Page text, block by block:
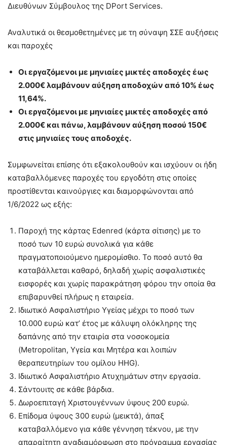
Διευθύνων Σύμβουλος της DPort Services.
Αναλυτικά οι θεσμοθετημένες με τη σύναψη ΣΣΕ αυξήσεις
και παροχές
Οι εργαζόμενοι με μηνιαίες μικτές αποδοχές έως
2.000€ λαμβάνουν αύξηση αποδοχών από 10% έως
11,64%.
Οι εργαζόμενοι με μηνιαίες μικτές αποδοχές από
2.000€ και πάνω, λαμβάνουν αύξηση ποσού 150€
στις μηνιαίες τους αποδοχές.
Συμφωνείται επίσης ότι εξακολουθούν και ισχύουν οι ήδη
καταβαλλόμενες παροχές του εργοδότη στις οποίες
προστίθενται καινούργιες και διαμορφώνονται από
1/6/2022 ως εξής:
Παροχή της κάρτας Edenred (κάρτα σίτισης) με το
ποσό των 10 ευρώ συνολικά για κάθε
πραγματοποιούμενο ημερομίσθιο. Το ποσό αυτό θα
καταβάλλεται καθαρό, δηλαδή χωρίς ασφαλιστικές
εισφορές και χωρίς παρακράτηση φόρου την οποία θα
επιβαρυνθεί πλήρως η εταιρεία.
Ιδιωτικό Ασφαλιστήριο Υγείας μέχρι το ποσό των
10.000 ευρώ κατ’ έτος με κάλυψη ολόκληρης της
δαπάνης από την εταιρία στα νοσοκομεία
(Metropolitan, Υγεία και Μητέρα και λοιπών
θεραπευτηρίων του ομίλου HHG).
Ιδιωτικό Ασφαλιστήριο Ατυχημάτων στην εργασία.
Σάντουιτς σε κάθε βάρδια.
Δωροεπιταγή Χριστουγέννων ύψους 200 ευρώ.
Επίδομα ύψους 300 ευρώ (μεικτά), άπαξ
καταβαλλόμενο για κάθε γέννηση τέκνου, με την
απαραίτητη αναδιαμόρφωση στο πρόγραμμα εργασίας